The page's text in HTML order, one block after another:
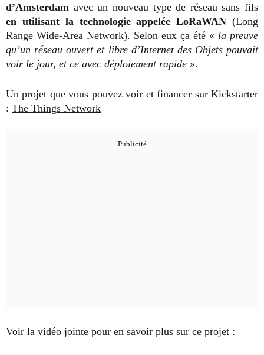
d’Amsterdam avec un nouveau type de réseau sans fils
en utilisant la technologie appelée LoRaWAN (Long
Range Wide-Area Network). Selon eux ça été « la preuve
qu’un réseau ouvert et libre d’Internet des Objetspouvait
voir le jour, et ce avec déploiement rapide ».
Un projet que vous pouvez voir et financer sur Kickstarter
: The Things Network
Voir la vidéo jointe pour en savoir plus sur ce projet :